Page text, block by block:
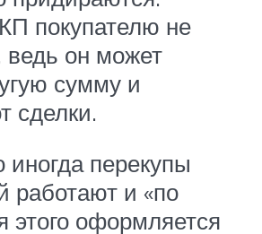
покупателю не
ведь он может
сумму и
сделки.
иногда перекупы
работают и «по
этого оформляется